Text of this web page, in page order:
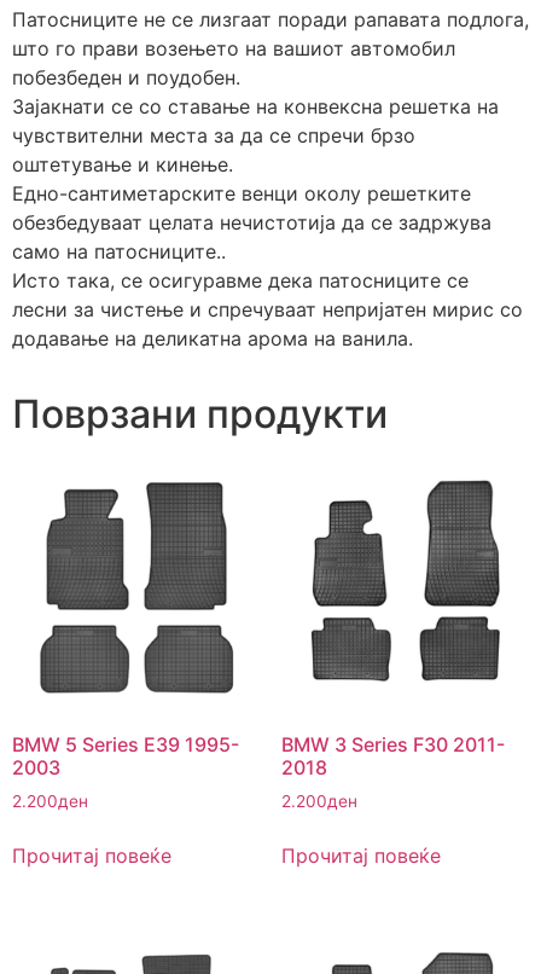
Патосниците не се лизгаат поради рапавата подлога,
што го прави возењето на вашиот автомобил
побезбеден и поудобен.
Зајакнати се со ставање на конвексна решетка на
чувствителни места за да се спречи брзо
оштетување и кинење.
Едно-сантиметарските венци околу решетките
обезбедуваат целата нечистотија да се задржува
само на патосниците..
Исто така, се осигуравме дека патосниците се
лесни за чистење и спречуваат непријатен мирис со
додавање на деликатна арома на ванила.
Поврзани продукти
BMW 5 Series E39 1995-
2003
2.200ден
Прочитај повеќе
BMW 3 Series F30 2011-
2018
2.200ден
Прочитај повеќе